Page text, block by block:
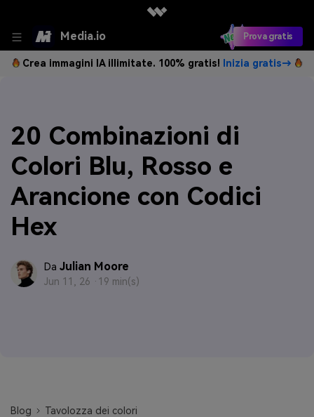
Media.io Prova gratis
Crea immagini IA illimitate. 100% gratis! Inizia gratis→
20 Combinazioni di
Colori Blu, Rosso e
Arancione con Codici
Hex
Da Julian Moore
Jun 11, 26 · 19 min(s)
Blog
Tavolozza dei colori